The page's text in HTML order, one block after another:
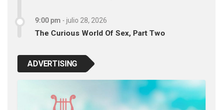
9:00 pm - julio 28, 2026
The Curious World Of Sex, Part Two
ADVERTISING